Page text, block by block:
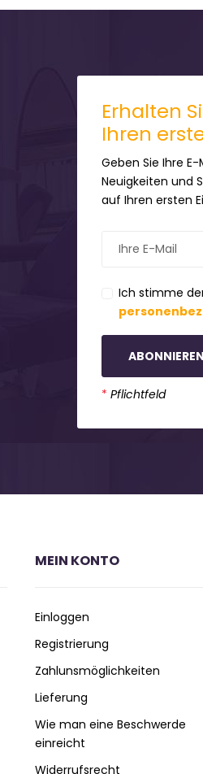
Erhalten
Ihren
Geben Sie Ihre
Neuigkeiten und
auf Ihren ersten
Ich stimme
ABONNIEREN
* Pflichtfeld
MEIN KONTO
Einloggen
Registrierung
Zahlunsmöglichkeiten
Lieferung
Wie man eine Beschwerde
einreicht
Widerrufsrecht